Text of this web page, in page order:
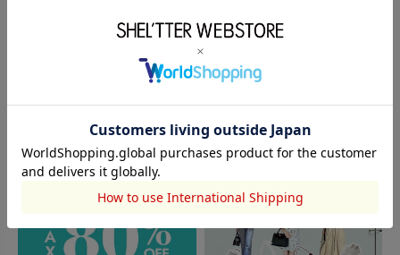
閲覧中カテゴリーのランキング
TOPICS